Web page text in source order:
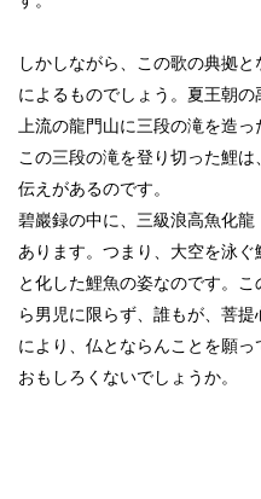
しかしながら、この歌の典拠
によるものでしょう。夏王朝の
上流の龍門山に三段の滝を造っ
この三段の滝を登り切った鯉
伝えがあるのです。
碧巖録の中に、三級浪高魚化
あります。つまり、大空を泳
と化した鯉魚の姿なのです。
ら男児に限らず、誰もが、菩
により、仏とならんことを願
おもしろくないでしょうか。